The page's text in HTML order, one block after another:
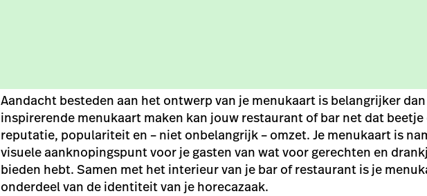
Aandacht besteden aan het ontwerp van je menukaart is belangrijker
inspirerende menukaart maken kan jouw restaurant of bar net dat
reputatie, populariteit en – niet onbelangrijk – omzet. Je menukaart is
visuele aanknopingspunt voor je gasten van wat voor gerechten en
bieden hebt. Samen met het interieur van je bar of restaurant is je
onderdeel van de identiteit van je horecazaak.